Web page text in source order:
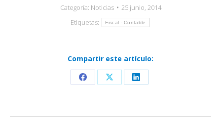
Categoría: Noticias
25 junio, 2014
Etiquetas:
Fiscal - Contable
Compartir este artículo:
Share
Facebook
Share
X
Share
LinkedIn